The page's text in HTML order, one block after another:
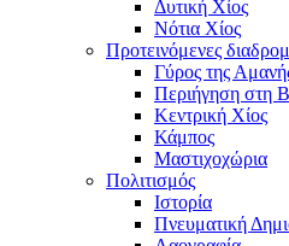
Δυτική Χίος
Νότια Χίος
Προτεινόμενες
Γύρος της
Περιήγηση στη
Κεντρική Χίος
Κάμπος
Μαστιχοχώρια
Πολιτισμός
Ιστορία
Πνευματική